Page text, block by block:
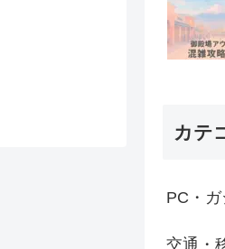
カテ
PC・
交通・